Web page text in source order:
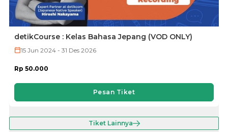
detikCourse : Kelas Bahasa Jepang (VOD ONLY)
15 Jun 2024 - 31 Des 2026
Rp 50.000
Pesan Tiket
Tiket Lainnya